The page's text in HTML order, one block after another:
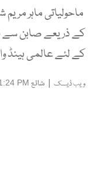
ماحولیاتی ماہر
کے ذریعے صابن سے
کے لئے عالمی ہینڈ
ویب ڈیسک | شائع PM